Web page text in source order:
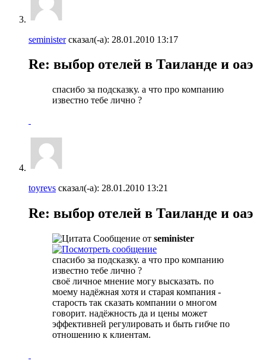
seministerсказал(-а): 28.01.2010 13:17
Re: выбор отелей в Таиланде и оаэ
спасибо за подсказку. а что про компанию
известно тебе лично ?
toyrevs сказал(-а): 28.01.2010 13:21
Re: выбор отелей в Таиланде и оаэ
Сообщение от seminister
спасибо за подсказку. а что про компанию
известно тебе лично ?
своё личное мнение могу высказать. по
моему надёжная хотя и старая компания -
старость так сказать компании о многом
говорит. надёжность да и цены может
эффективней регулировать и быть гибче по
отношению к клиентам.